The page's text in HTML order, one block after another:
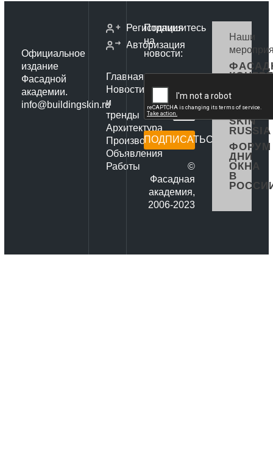
Официальное
издание
Фасадной
академии.
info@buildingskin.ru
Регистрация
Авторизация
Главная
Новости
и
тренды
Архитектура
Производители
Объявления
Работы
Подпишитесь
на
новости:
ПОДПИСАТЬСЯ
©
Фасадная
академия,
2006-2023
Наши
ФОРУМ
SKIN
RUSSIA
ФОРУМ
ДНИ
ОКНА
В